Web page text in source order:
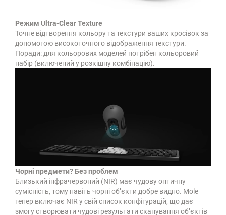
Режим Ultra-Clear Texture
Точне відтворення кольору та текстури ваших кросівок за
допомогою високоточного відображення текстури.
Поради: для кольорових моделей потрібен кольоровий
набір (включений у розкішну комбінацію).
Чорні предмети? Без проблем
Близький інфрачервоний (NIR) має чудову оптичну
сумісність, тому навіть чорні об’єкти добре видно. Mole
тепер включає NIR у свій список конфігурацій, що дає
змогу створювати чудові результати сканування об’єктів